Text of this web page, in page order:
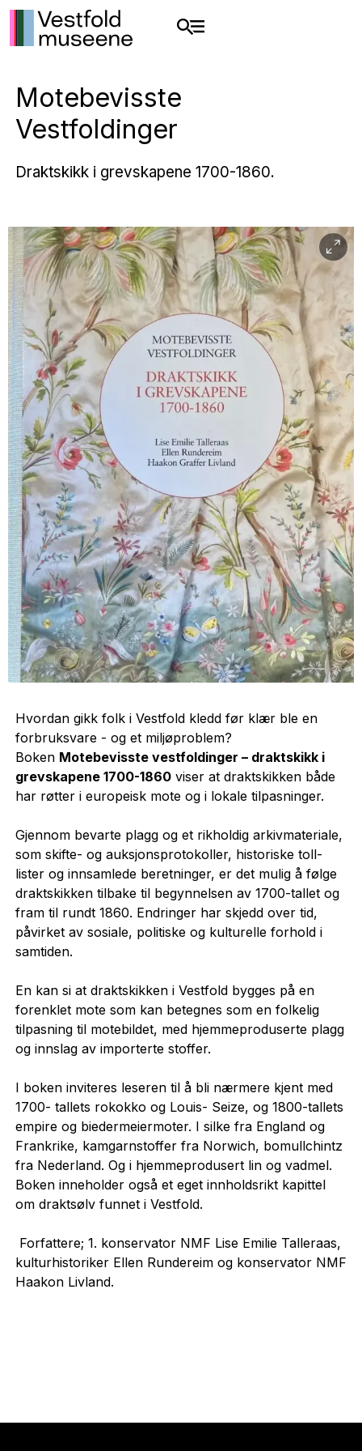
Motebevisste
Vestfoldinger
Draktskikk i grevskapene 1700-1860.
Hvordan gikk folk i Vestfold kledd før klær ble en
forbruksvare - og et miljøproblem?
Boken Motebevisste vestfoldinger – draktskikk i
grevskapene 1700-1860 viser at draktskikken både
har røtter i europeisk mote og i lokale tilpasninger.
Gjennom bevarte plagg og et rikholdig arkivmateriale,
som skifte- og auksjonsprotokoller, historiske toll-
lister og innsamlede beretninger, er det mulig å følge
draktskikken tilbake til begynnelsen av 1700-tallet og
fram til rundt 1860. Endringer har skjedd over tid,
påvirket av sosiale, politiske og kulturelle forhold i
samtiden.
En kan si at draktskikken i Vestfold bygges på en
forenklet mote som kan betegnes som en folkelig
tilpasning til motebildet, med hjemmeproduserte plagg
og innslag av importerte stoffer.
I boken inviteres leseren til å bli nærmere kjent med
1700- tallets rokokko og Louis- Seize, og 1800-tallets
empire og biedermeiermoter. I silke fra England og
Frankrike, kamgarnstoffer fra Norwich, bomullchintz
fra Nederland. Og i hjemmeprodusert lin og vadmel.
Boken inneholder også et eget innholdsrikt kapittel
om draktsølv funnet i Vestfold.
Forfattere; 1. konservator NMF Lise Emilie Talleraas,
kulturhistoriker Ellen Rundereim og konservator NMF
Haakon Livland.